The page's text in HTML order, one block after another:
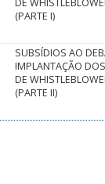
DE
(PARTE I)
SUBSÍDIOS AO
IMPLANTAÇÃO
DE
(PARTE II)